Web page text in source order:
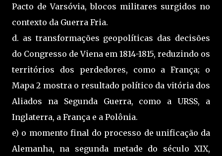
Pacto de Varsóvia, blocos militares surgidos no
contexto da Guerra Fria.
d. as transformações geopolíticas das decisões
do Congresso de Viena em 1814-1815, reduzindo os
territórios dos perdedores, como a França; o
Mapa 2 mostra o resultado político da vitória dos
Aliados na Segunda Guerra, como a URSS, a
Inglaterra, a França e a Polônia.
e) o momento final do processo de unificação da
Alemanha, na segunda metade do século XIX,